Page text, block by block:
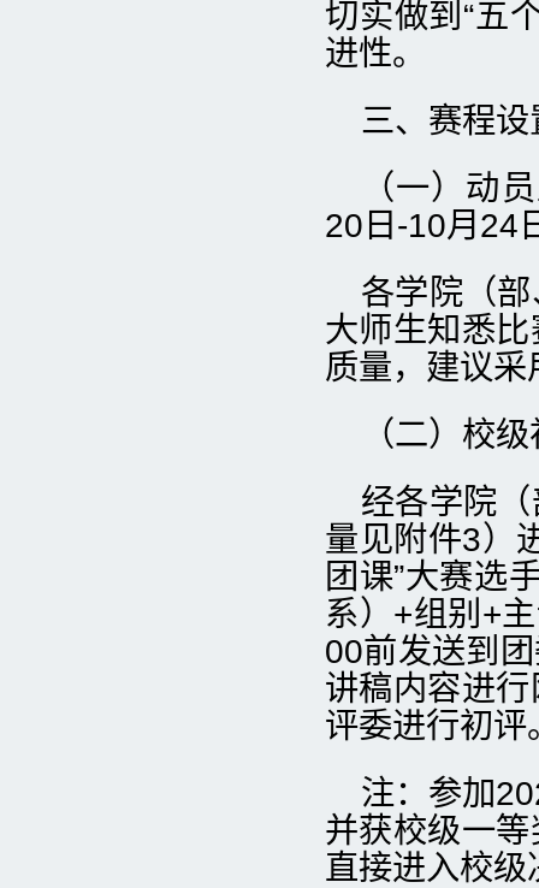
切实做到“五
进性。
三、赛程设
（一）动
20日-10月24
各学院（
大师生知悉
质量，建议
（二）校
经各学院
量见附件3）
团课”大赛选
系）+组别+
00前发送到
讲稿内容进
评委进行初评
注：参加
并获校级一
直接进入校级